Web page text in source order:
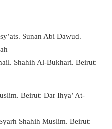
Sunan Abi Dawud.
Shahih Al-Bukhari. Beirut:
Beirut: Dar Ihya’ At-
Shahih Muslim. Beirut: